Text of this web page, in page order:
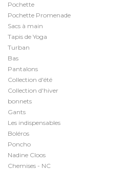
Pochette
Pochette Promenade
Sacs à main
Tapis de Yoga
Turban
Bas
Pantalons
Collection d'été
Collection d'hiver
bonnets
Gants
Les indispensables
Boléros
Poncho
Nadine Cloos
Chemises - NC